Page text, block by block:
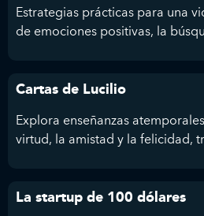
Estrategias prácticas para una
de emociones positivas, la
Cartas de Lucilio
Explora enseñanzas
virtud, la amistad y la felicidad,
La startup de 100 dólares